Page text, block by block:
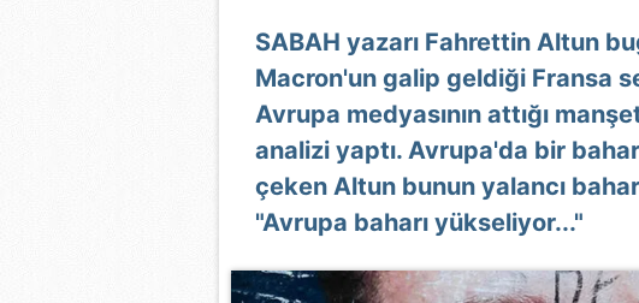
SABAH yazarı Fahrettin Altun
Macron'un galip geldiği Fransa
Avrupa medyasının attığı
analizi yaptı. Avrupa'da bir
çeken Altun bunun yalancı
"Avrupa baharı yükseliyor..."